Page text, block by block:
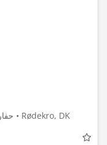
حفارات صغيرة أقل من 7 طن (حفارات صغيرة) • Rødekro, DK